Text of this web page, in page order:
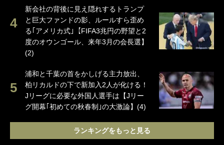
新会社の背後に見え隠れするトランプ
と巨大ファンドの影、ルールすら歪め
る｢アメリカ式｣【FIFA3兆円の野望と2
度のオウンゴール、来年3月の会長選】
(2)
浦和と千葉の首をかしげる主力放出、
柏リカルドの下で新加入2人が化ける！
Jリーグに必要な外国人選手は【Jリー
グ開幕｢初めての秋春制｣の大激論】(4)
ランキングをもっと見る